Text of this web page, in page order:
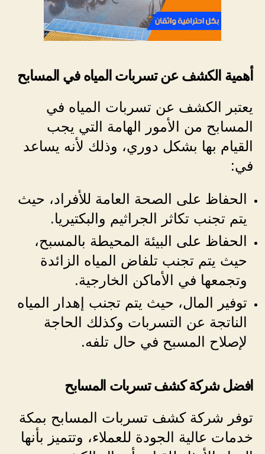
أهمية الكشف عن تسربات المياه في المسابح
يعتبر الكشف عن تسربات المياه في
المسابح من الأمور الهامة التي يجب
القيام بها بشكل دوري، وذلك لأنه يساعد
في:
الحفاظ على الصحة العامة للأفراد، حيث
يتم تجنب تكاثر الجراثيم والبكتيريا.
الحفاظ على البيئة المحيطة بالمسبح،
حيث يتم تجنب تلفاض المياه الزائدة
وتجمعها في الأماكن الخارجية.
توفير المال، حيث يتم تجنب إهدار المياه
الناتجة عن التسربات وكذلك الحاجة
لإصلاح المسبح في حال تلفه.
افضل شركة كشف تسربات المسابح
توفر شركة كشف تسربات المسابح بمكة
خدمات عالية الجودة للعملاء، وتتميز بأنها